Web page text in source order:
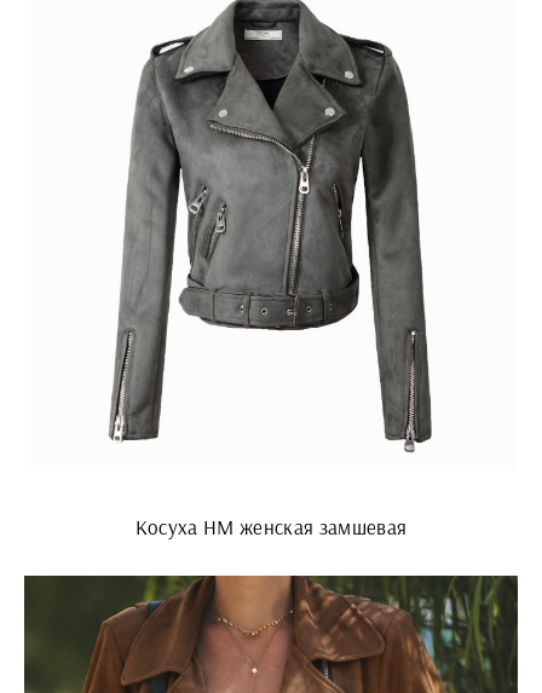
Косуха HM женская замшевая